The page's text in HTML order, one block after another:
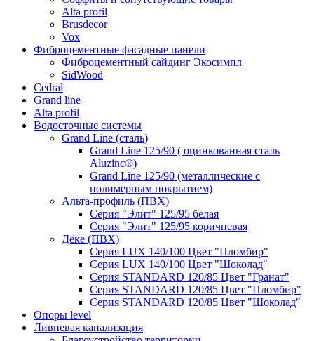
Alta profil
Brusdecor
Vox
Фиброцементные фасадные панели
Фиброцементный сайдинг Экосимпл
SidWood
Cedral
Grand line
Аlta profil
Водосточные системы
Grand Line (сталь)
Grand Line 125/90 ( оцинкованная сталь
Aluzinc®)
Grand Line 125/90 (металлические с
полимерным покрытием)
Альта-профиль (ПВХ)
Серия "Элит" 125/95 белая
Серия "Элит" 125/95 коричневая
Дёке (ПВХ)
Серия LUX 140/100 Цвет "Пломбир"
Серия LUX 140/100 Цвет "Шоколад"
Серия STANDARD 120/85 Цвет "Гранат"
Серия STANDARD 120/85 Цвет "Пломбир"
Серия STANDARD 120/85 Цвет "Шоколад"
Опоры level
Ливневая канализация